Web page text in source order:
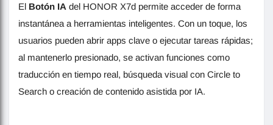
El Botón IA del HONOR X7d permite acceder de forma
instantánea a herramientas inteligentes. Con un toque, los
usuarios pueden abrir apps clave o ejecutar tareas rápidas;
al mantenerlo presionado, se activan funciones como
traducción en tiempo real, búsqueda visual con Circle to
Search o creación de contenido asistida por IA.